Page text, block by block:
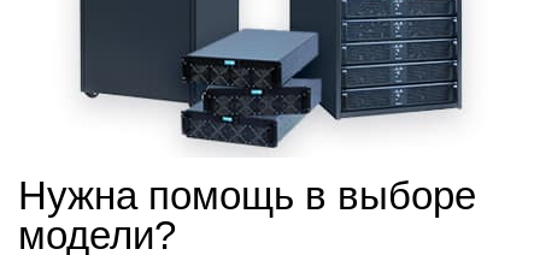
Нужна помощь в выборе
модели?